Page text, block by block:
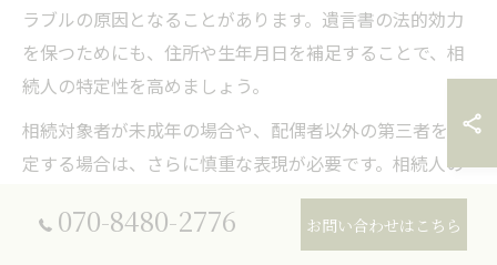
ラブルの原因となることがあります。遺言書の法的効力
を保つためにも、住所や生年月日を補足することで、相
続人の特定性を高めましょう。
相続対象者が未成年の場合や、配偶者以外の第三者を指
定する場合は、さらに慎重な表現が必要です。相続人の
範囲や関係性を明記することで、遺言の内容が確実に実
現されやすくなります。
070-8480-2776 お問い合わせはこちら